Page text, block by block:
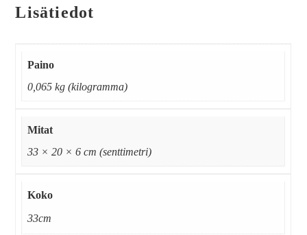
Lisätiedot
Paino
0,065 kg (kilogramma)
Mitat
33 × 20 × 6 cm (senttimetri)
Koko
33cm